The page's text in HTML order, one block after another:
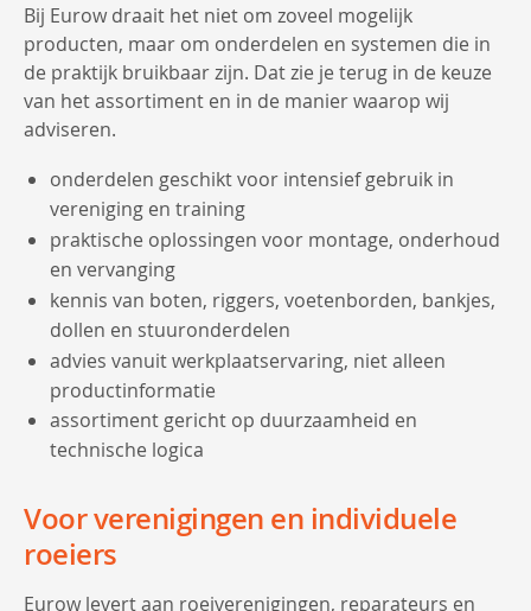
Bij Eurow draait het niet om zoveel mogelijk
producten, maar om onderdelen en systemen die in
de praktijk bruikbaar zijn. Dat zie je terug in de keuze
van het assortiment en in de manier waarop wij
adviseren.
onderdelen geschikt voor intensief gebruik in
vereniging en training
praktische oplossingen voor montage, onderhoud
en vervanging
kennis van boten, riggers, voetenborden, bankjes,
dollen en stuuronderdelen
advies vanuit werkplaatservaring, niet alleen
productinformatie
assortiment gericht op duurzaamheid en
technische logica
Voor verenigingen en individuele
roeiers
Eurow levert aan roeiverenigingen, reparateurs en